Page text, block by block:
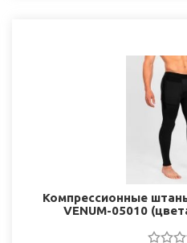
Компрессионные
VENUM-05010